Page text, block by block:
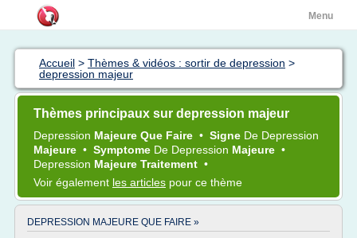
Menu
Accueil > Thèmes & vidéos : sortir de depression >
depression majeur
Thèmes principaux sur depression majeur
Depression Majeure Que Faire • Signe De Depression
Majeure • Symptome De Depression Majeure •
Depression Majeure Traitement •
Voir également les articles pour ce thème
DEPRESSION MAJEURE QUE FAIRE »